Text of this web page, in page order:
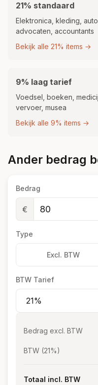
21% standaard
Elektronica, kleding,
advocaten, accountants
Bekijk alle 21% items →
9% laag tarief
Voedsel, boeken,
vervoer, musea
Bekijk alle 9% items →
Ander bedrag
Bedrag
€
Type
Excl. BTW
BTW Tarief
Bedrag excl. BTW
BTW (21%)
Totaal incl. BTW